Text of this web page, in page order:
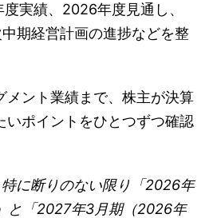
実績、2026年度見通し、
期経営計画の進捗などを整
メント業績まで、株主が決算
いポイントをひとつずつ確認
に断りのない限り「2026年
と「2027年3月期（2026年